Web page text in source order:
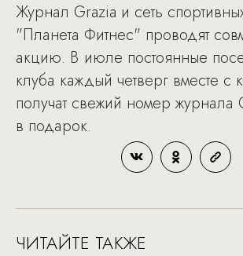
Журнал Grazia и сеть
"Планета Фитнес" проводят
акцию. В июле постоянные
клуба каждый четверг вместе с
получат свежий номер журнала
в подарок.
ЧИТАЙТЕ ТАКЖЕ